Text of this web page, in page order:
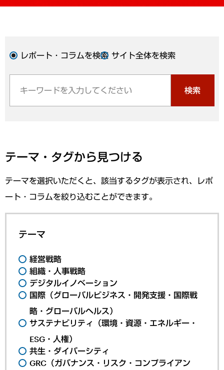
レポート・コラムを検索 サイト全体を検索
検索
テーマ・タグから見つける
テーマを選択いただくと、該当するタグが表示され、レポ
ート・コラムを絞り込むことができます。
テーマ
経営戦略
組織・人事戦略
デジタルイノベーション
国際（グローバルビジネス・開発支援・国際戦
略・グローバルヘルス）
サステナビリティ（環境・資源・エネルギー・
ESG・人権）
共生・ダイバーシティ
GRC（ガバナンス・リスク・コンプライアン